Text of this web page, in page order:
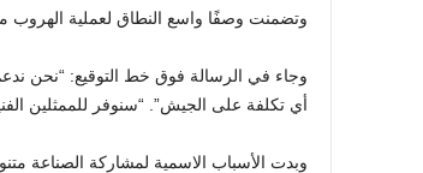
وتضمنت وصفًا واسع النطاق لعملية الهروب
وجاء في الرسالة فوق خط التوقيع: “نحن
أي تكلفة على الجيش”. “سنوفر للممثلين
وبدت الأسباب الاسمية لمشاركة الصناعة